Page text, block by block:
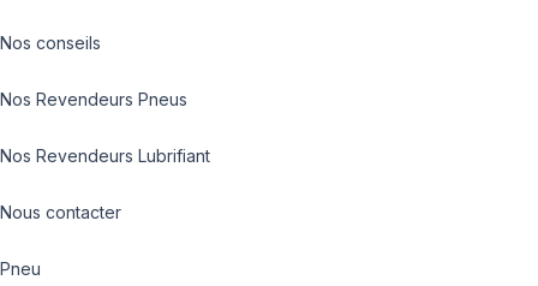
Nos conseils
Nos Revendeurs Pneus
Nos Revendeurs Lubrifiant
Nous contacter
Pneu